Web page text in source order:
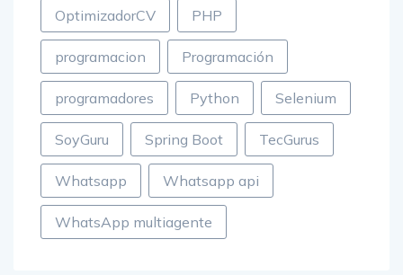
OptimizadorCV PHP
programacion Programación
programadores Python Selenium
SoyGuru Spring Boot TecGurus
Whatsapp Whatsapp api
WhatsApp multiagente